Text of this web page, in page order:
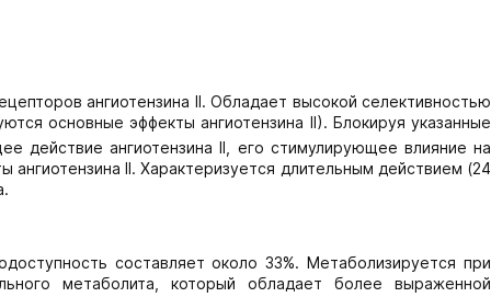
ангиотензина II. Обладает высокой селективностью
основные эффекты ангиотензина II). Блокируя указанные
действие ангиотензина II, его стимулирующее влияние на
II. Характеризуется длительным действием (24
составляет около 33%. Метаболизируется при
метаболита, который обладает более выраженной